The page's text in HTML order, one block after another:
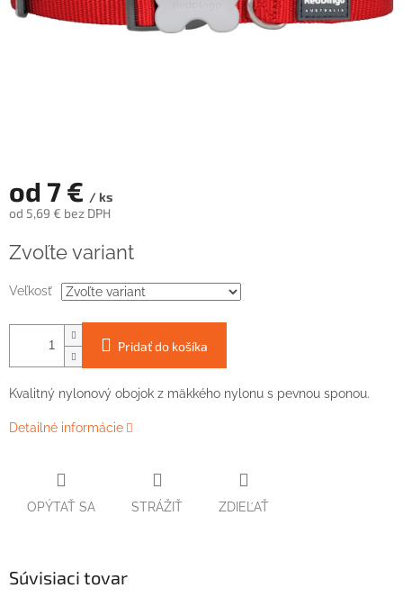
od 7 € / ks
od 5,69 € bez DPH
cena:
Zvoľte variant
Veľkosť
Pridať do košíka
Kvalitný nylonový obojok z mäkkého nylonu s pevnou sponou.
Detailné informácie
OPÝTAŤ SA STRÁŽIŤ ZDIEĽAŤ
Súvisiaci tovar